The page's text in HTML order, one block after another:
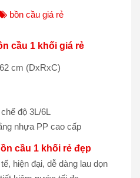
bồn cầu giá rẻ
cầu 1 khối giá rẻ
cm (DxRxC)
độ 3L/6L
nhựa PP cao cấp
cầu 1 khối rẻ đẹp
hiện đại, dễ dàng lau dọn